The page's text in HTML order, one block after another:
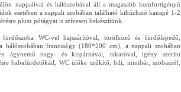
nappalival és hálószobával áll a magasabb komfortigényű
esetében a nappali szobában található kihúzható kanapé 1-2
plusz pótágyat is szívesen bekészítünk.
fürdőszoba WC-vel hajszárítóval, törölköző és fürdőlepedő,
hálószobában franciaágy (180*200 cm), a nappali szobában
ágynemű nagy- és kispárnával, takaróval, igény szerint
babafürdetőkád, WC ülőke szűkítő, bili, minibár, szobaszéf,